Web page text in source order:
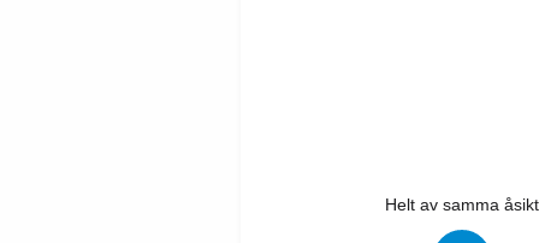
Helt av samma åsikt